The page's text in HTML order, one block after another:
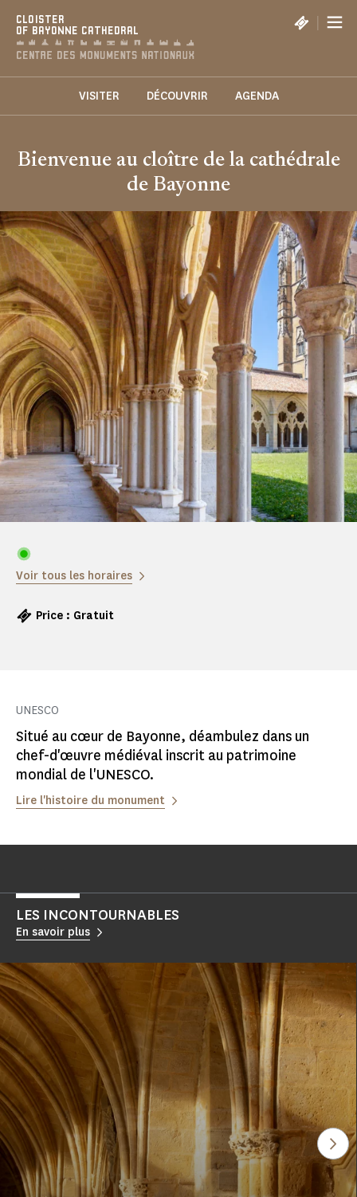
CLOISTER
OF BAYONNE CATHEDRAL
|
VISITER DÉCOUVRIR AGENDA
Bienvenue au cloître de la cathédrale
de Bayonne
Voir tous les horaires
Price : Gratuit
UNESCO
Situé au cœur de Bayonne, déambulez dans un
chef-d'œuvre médiéval inscrit au patrimoine
mondial de l'UNESCO.
Lire l'histoire du monument
LES INCONTOURNABLES
En savoir plus